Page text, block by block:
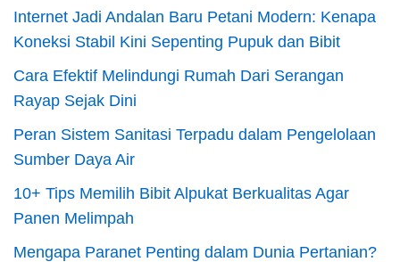
Internet Jadi Andalan Baru Petani Modern: Kenapa
Koneksi Stabil Kini Sepenting Pupuk dan Bibit
Cara Efektif Melindungi Rumah Dari Serangan
Rayap Sejak Dini
Peran Sistem Sanitasi Terpadu dalam Pengelolaan
Sumber Daya Air
10+ Tips Memilih Bibit Alpukat Berkualitas Agar
Panen Melimpah
Mengapa Paranet Penting dalam Dunia Pertanian?